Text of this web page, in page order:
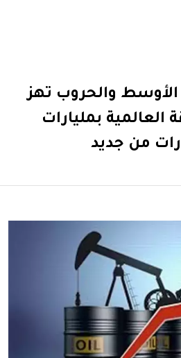
والحروب تهز
العالمية بمليارات
من جديد